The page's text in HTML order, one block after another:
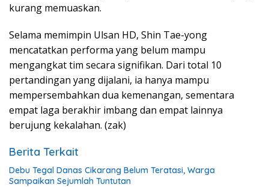
kurang memuaskan.
Selama memimpin Ulsan HD, Shin Tae-yong
mencatatkan performa yang belum mampu
mengangkat tim secara signifikan. Dari total 10
pertandingan yang dijalani, ia hanya mampu
mempersembahkan dua kemenangan, sementara
empat laga berakhir imbang dan empat lainnya
berujung kekalahan. (zak)
Berita Terkait
Debu Tegal Danas Cikarang Belum Teratasi, Warga
Sampaikan Sejumlah Tuntutan